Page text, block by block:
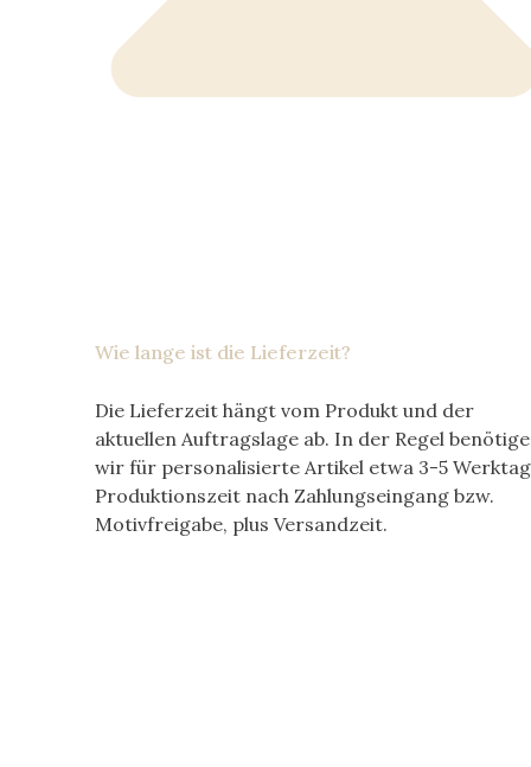
Wie lange ist die Lieferzeit?
Die Lieferzeit hängt vom Produkt und der
aktuellen Auftragslage ab. In der Regel
wir für personalisierte Artikel etwa 3-5
Produktionszeit nach Zahlungseingang bzw.
Motivfreigabe, plus Versandzeit.